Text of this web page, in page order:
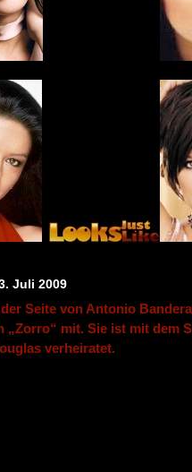
Seite von Antonio
„Zorro“ mit. Sie ist mit dem
verheiratet.
Juli 2009